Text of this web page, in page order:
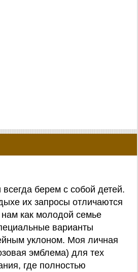
берем с собой детей.
их запросы отличаются
как молодой семье
варианты
уклоном. Моя личная
эмблема) для тех
где полностью